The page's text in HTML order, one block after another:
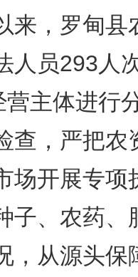
来，罗甸县
人员293人
主体进行
查，严把农
场开展专项
子、农药、
，从源头保